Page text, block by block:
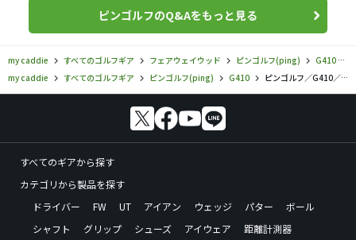
ピンゴルフのQ&Aをもっと見る
my caddie すべてのゴルフギア フェアウェイウッド ピンゴルフ(ping) G410
my caddie
すべてのゴルフギア ピンゴルフ(ping) G410 ピンゴルフ／G410／G410 SFT フェアウェイウッドの口コミ評価
すべてのギアから探す
カテゴリから製品を探す
ドライバー
FW UT アイアン ウェッジ パター
ボール
シャフト
グリップ シューズ アイウェア
距離計測器